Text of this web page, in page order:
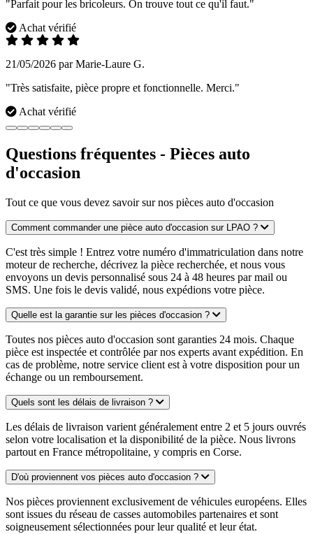
"Parfait pour les bricoleurs. On trouve tout ce qu'il faut."
Achat vérifié
21/05/2026 par Marie-Laure G.
"Très satisfaite, pièce propre et fonctionnelle. Merci."
Achat vérifié
Questions fréquentes - Pièces auto
d'occasion
Tout ce que vous devez savoir sur nos pièces auto d'occasion
Comment commander une pièce auto d'occasion sur LPAO ?
C'est très simple ! Entrez votre numéro d'immatriculation dans notre
moteur de recherche, décrivez la pièce recherchée, et nous vous
envoyons un devis personnalisé sous 24 à 48 heures par mail ou
SMS. Une fois le devis validé, nous expédions votre pièce.
Quelle est la garantie sur les pièces d'occasion ?
Toutes nos pièces auto d'occasion sont garanties 24 mois. Chaque
pièce est inspectée et contrôlée par nos experts avant expédition. En
cas de problème, notre service client est à votre disposition pour un
échange ou un remboursement.
Quels sont les délais de livraison ?
Les délais de livraison varient généralement entre 2 et 5 jours ouvrés
selon votre localisation et la disponibilité de la pièce. Nous livrons
partout en France métropolitaine, y compris en Corse.
D'où proviennent vos pièces auto d'occasion ?
Nos pièces proviennent exclusivement de véhicules européens. Elles
sont issues du réseau de casses automobiles partenaires et sont
soigneusement sélectionnées pour leur qualité et leur état.